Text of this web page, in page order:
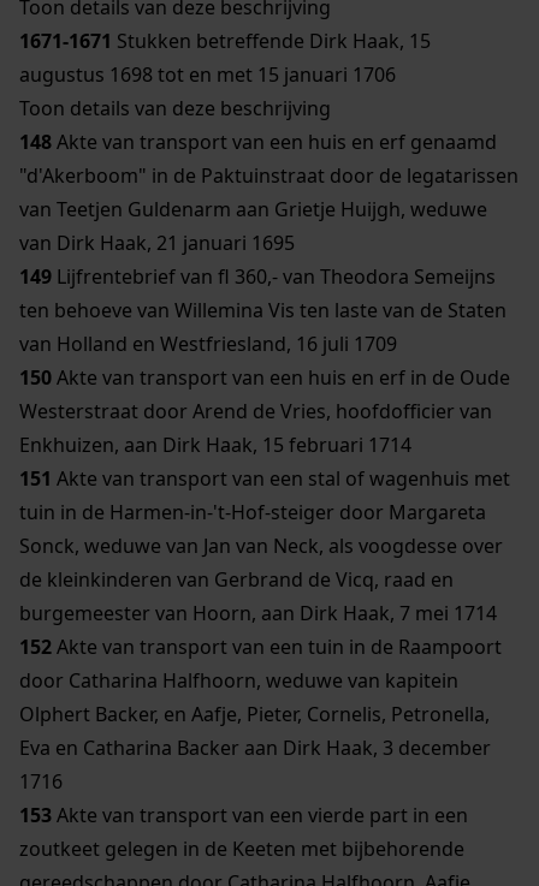
Toon details van deze beschrijving
1671-1671 Stukken betreffende Dirk Haak, 15
augustus 1698 tot en met 15 januari 1706
Toon details van deze beschrijving
148Akte van transport van een huis en erf genaamd
"d'Akerboom" in de Paktuinstraat door de legatarissen
van Teetjen Guldenarm aan Grietje Huijgh, weduwe
van Dirk Haak, 21 januari 1695
149 Lijfrentebrief van fl 360,- van Theodora Semeijns
ten behoeve van Willemina Vis ten laste van de Staten
van Holland en Westfriesland, 16 juli 1709
150Akte van transport van een huis en erf in de Oude
Westerstraat door Arend de Vries, hoofdofficier van
Enkhuizen, aan Dirk Haak, 15 februari 1714
151 Akte van transport van een stal of wagenhuis met
tuin in de Harmen-in-'t-Hof-steiger door Margareta
Sonck, weduwe van Jan van Neck, als voogdesse over
de kleinkinderen van Gerbrand de Vicq, raad en
burgemeester van Hoorn, aan Dirk Haak, 7 mei 1714
152Akte van transport van een tuin in de Raampoort
door Catharina Halfhoorn, weduwe van kapitein
Olphert Backer, en Aafje, Pieter, Cornelis, Petronella,
Eva en Catharina Backer aan Dirk Haak, 3 december
1716
153Akte van transport van een vierde part in een
zoutkeet gelegen in de Keeten met bijbehorende